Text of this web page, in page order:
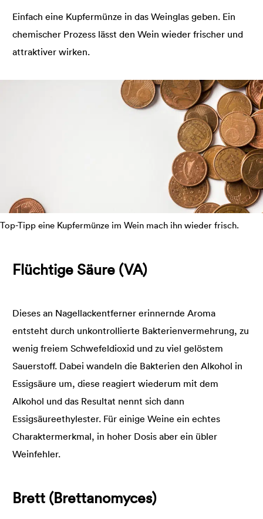
Einfach eine Kupfermünze in das Weinglas geben. Ein
chemischer Prozess lässt den Wein wieder frischer und
attraktiver wirken.
Top-Tipp eine Kupfermünze im Wein mach ihn wieder frisch.
Flüchtige Säure (VA)
Dieses an Nagellackentferner erinnernde Aroma
entsteht durch unkontrollierte Bakterienvermehrung, zu
wenig freiem Schwefeldioxid und zu viel gelöstem
Sauerstoff. Dabei wandeln die Bakterien den Alkohol in
Essigsäure um, diese reagiert wiederum mit dem
Alkohol und das Resultat nennt sich dann
Essigsäureethylester. Für einige Weine ein echtes
Charaktermerkmal, in hoher Dosis aber ein übler
Weinfehler.
Brett (Brettanomyces)